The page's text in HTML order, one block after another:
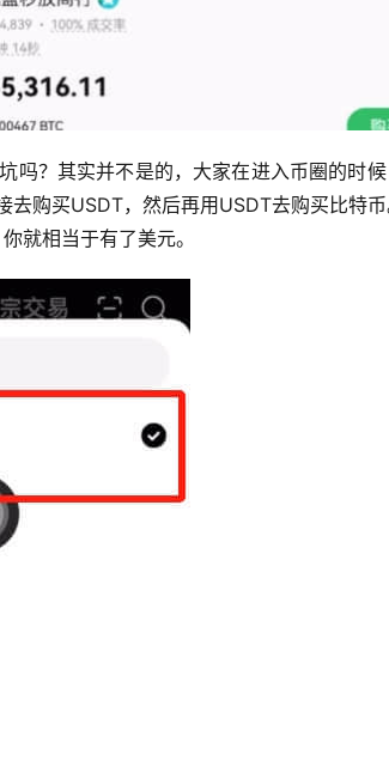
吗？其实并不是的，大家在进入币圈的时
购买USDT，然后再用USDT去购买比特
就相当于有了美元。